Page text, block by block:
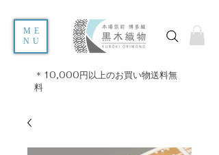
ME
NU
＊10,000円以上のお買い物送料無
料